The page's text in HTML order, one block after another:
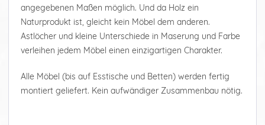
angegebenen Maßen möglich. Und da Holz ein
Naturprodukt ist, gleicht kein Möbel dem anderen.
Astlöcher und kleine Unterschiede in Maserung und Farbe
verleihen jedem Möbel einen einzigartigen Charakter.
Alle Möbel (bis auf Esstische und Betten) werden fertig
montiert geliefert. Kein aufwändiger Zusammenbau nötig.